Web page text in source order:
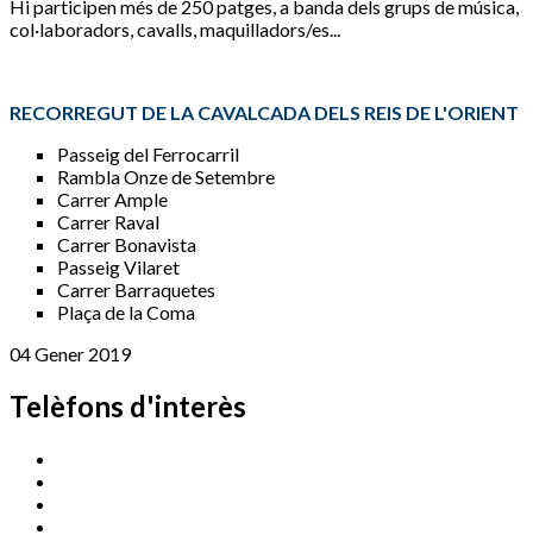
Hi participen més de 250 patges, a banda dels grups de música,
col·laboradors, cavalls, maquilladors/es...
RECORREGUT DE LA CAVALCADA DELS REIS DE L'ORIENT
Passeig del Ferrocarril
Rambla Onze de Setembre
Carrer Ample
Carrer Raval
Carrer Bonavista
Passeig Vilaret
Carrer Barraquetes
Plaça de la Coma
04 Gener 2019
Telèfons d'interès